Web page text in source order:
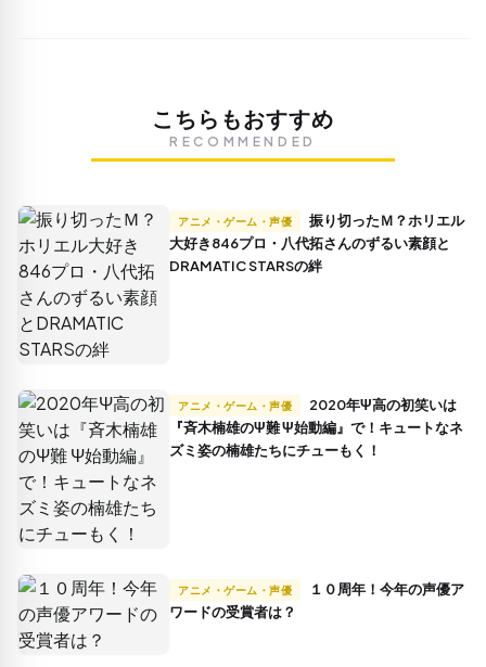
こちらもおすすめ
RECOMMENDED
アニメ・ゲーム・声優
大好き846プロ・八代拓さんのずるい素顔と
DRAMATIC STARSの絆
アニメ・ゲーム・声優
『斉木楠雄のΨ難 Ψ始動編』で！キュートなネ
ズミ姿の楠雄たちにチューもく！
アニメ・ゲーム・声優
ワードの受賞者は？